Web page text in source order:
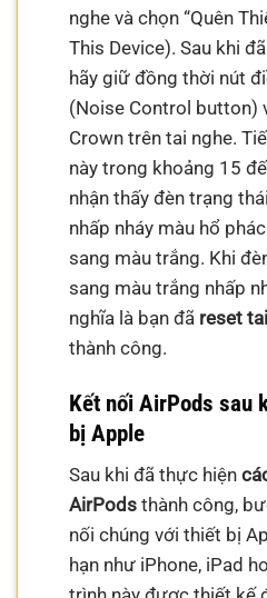
nghe và chọn “Quên
This Device). Sau khi
hãy giữ đồng thời nút
(Noise Control button)
Crown trên tai nghe.
này trong khoảng 15
nhận thấy đèn trạng
nhấp nháy màu hổ
sang màu trắng. Khi
sang màu trắng nhấp
nghĩa là bạn đã reset
thành công.
Kết nối AirPods sau
bị Apple
Sau khi đã thực hiện
AirPods thành công,
nối chúng với thiết bị
hạn như iPhone, iPad